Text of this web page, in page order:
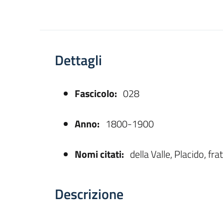
Dettagli
Fascicolo: 028
Anno: 1800-1900
Nomi citati: della Valle, Placido,
Descrizione